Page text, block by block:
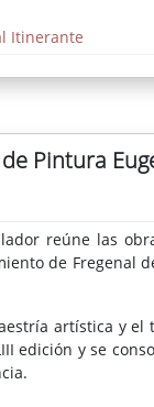
Itinerante
Pintura
reúne las
de Fregenal
artística y
edición y se